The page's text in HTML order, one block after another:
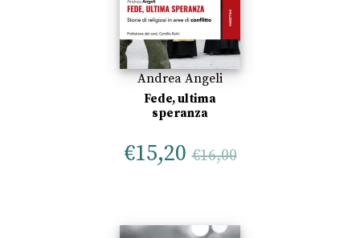
Andrea Angeli
Fede, ultima
speranza
€15,20 €16,00